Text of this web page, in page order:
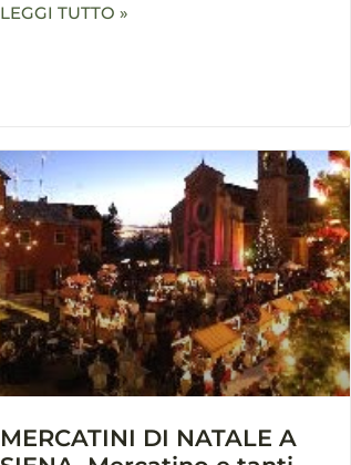
LEGGI TUTTO »
MERCATINI DI NATALE A